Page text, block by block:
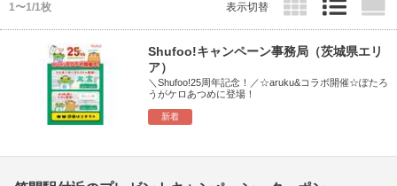
1〜1/1枚 表示切替
新着
Shufoo!キャンペーン事務局（茨城県エリ
ア）
＼Shufoo!25周年記念！／☆aruku&コラボ開催☆ぽたろ
うがケロあつめに登場！